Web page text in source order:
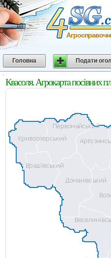
Головна Подати
Квасоля. Агрокарта посівних